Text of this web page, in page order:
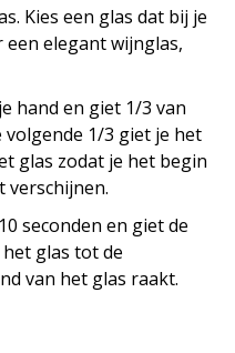
Kies een glas dat bij je
elegant wijnglas,
hand en giet 1/3 van
1/3 giet je het
glas zodat je het begin
verschijnen.
seconden en giet de
glas tot de
van het glas raakt.